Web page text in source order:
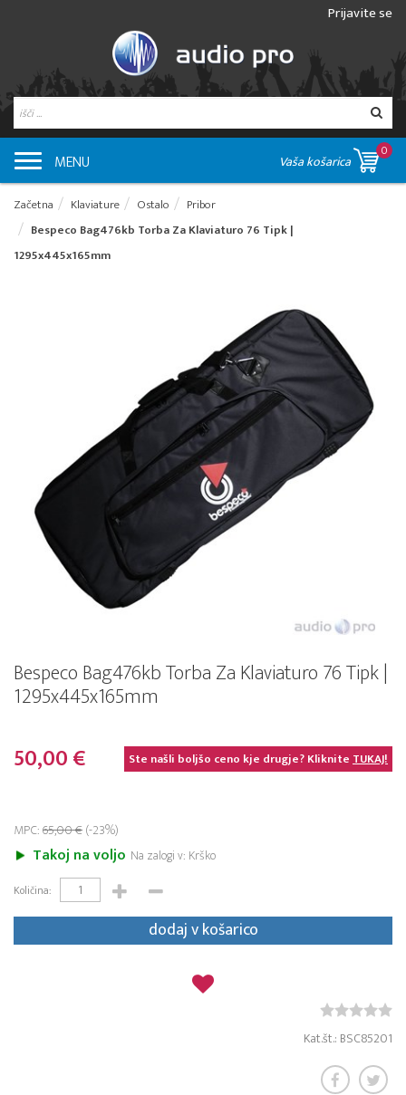
Prijavite se
MENU Vaša košarica
0
Začetna Klaviature Ostalo
Pribor
Bespeco Bag476kb Torba Za Klaviaturo 76 Tipk |
1295x445x165mm
Bespeco Bag476kb Torba Za Klaviaturo 76 Tipk |
1295x445x165mm
50,00 € Ste našli boljšo ceno kje drugje? KlikniteTUKAJ!
MPC:65,00 €(-23%)
Takoj na voljo Na zalogi v: Krško
Količina:
dodaj v košarico
Kat.št.: BSC85201